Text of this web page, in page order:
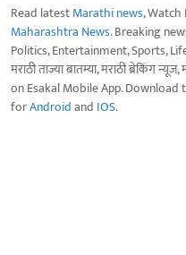
Read latestMarathi news, Watch
Maharashtra News. Breaking
Politics, Entertainment, Sports,
मराठी ताज्या बातम्या, मराठी ब्रेकिंग
on Esakal Mobile App.
forAndroidand IOS.